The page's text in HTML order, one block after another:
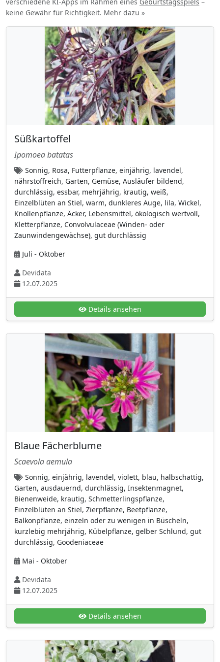
orange(44)
purpur(114)
Purpurgetupft(9)
purpurrosa(98)
Purpurrot(58)
Rosa(212)
rot(77)
rot (für die Fruchtfarbe)(32)
rötlich(55)
schwarz-purpur
schwarz-purpur (für die Fruchtfarbe) (10)
Silbrig-weiß(7)
tiefviolettblau (11)
violett (115)
violettblau (49)
weiß(414)
weiße Blüten mit dunkleren Adern
Blütenstand
ährenartige Scheinähre(2)
Ährenförmiger Sporophyllstand
aufrechte Traube(50)
Blütenkranz(1)
Cyathien(9)
dicht stehende Schirmrispe(48)
dichte Ähre(39)
Einzelblätten an verzweigtem Stängel(8)
Einzelblüte an Stängel(34)
Einzelblüten an Stiel(55)
Einzelblüten auf sehr kurzen Stielen(6)
einzelne Blüte umgeben von
Hochblattkranz
einzelne endständige Blüte auf langem Stiel
(3)
einzelnes endständiges Blütenkörbchen(11)
einzelnes Körbchen(23)
große Einzelblüte an langem Stiel (12)
keine Gewähr für Richtigkeit. Mehr dazu »
Süßkartoffel
Ipomoea batatas
Sonnig, Rosa, Futterpflanze, einjährig, lavendel,
nährstoffreich, Garten, Gemüse, Ausläufer bildend,
durchlässig, essbar, mehrjährig, krautig, weiß,
Einzelblüten an Stiel, warm, dunkleres Auge, lila, Wickel,
Knollenpflanze, Äcker, Lebensmittel, ökologisch wertvoll,
Kletterpflanze, Convolvulaceae (Winden- oder
Zaunwindengewächse), gut durchlässig
Juli - Oktober
Devidata
12.07.2025
Details ansehen
Blaue Fächerblume
Scaevola aemula
Sonnig, einjährig, lavendel, violett, blau, halbschattig,
Garten, ausdauernd, durchlässig, Insektenmagnet,
Bienenweide, krautig, Schmetterlingspflanze,
Einzelblüten an Stiel, Zierpflanze, Beetpflanze,
Balkonpflanze, einzeln oder zu wenigen in Büscheln,
kurzlebig mehrjährig, Kübelpflanze, gelber Schlund, gut
durchlässig, Goodeniaceae
Mai - Oktober
Devidata
12.07.2025
Details ansehen